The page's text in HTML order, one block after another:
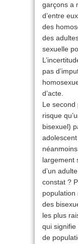
garçons a
d’entre
des
des
sexuelle
pas
d’acte.
Le second
risque
bisexuel)
largement
d’un
constat ?
population
des
les plus
qui
de